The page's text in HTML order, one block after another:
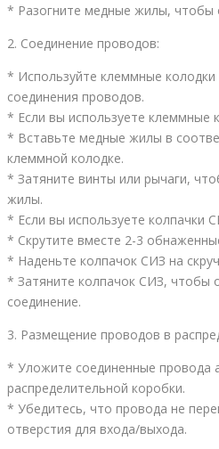
* Разогните медные жилы, чтобы
2. Соединение проводов:
* Используйте клеммные
соединения проводов.
* Если вы используете клеммные
* Вставьте медные жилы в
клеммной колодке.
* Затяните винты или рычаги,
жилы.
* Если вы используете колпачки
* Скрутите вместе 2-3
* Наденьте колпачок СИЗ на
* Затяните колпачок СИЗ, чтобы
соединение.
3. Размещение проводов в
* Уложите соединенные провода
распределительной коробки.
* Убедитесь, что провода не
отверстия для входа/выхода.